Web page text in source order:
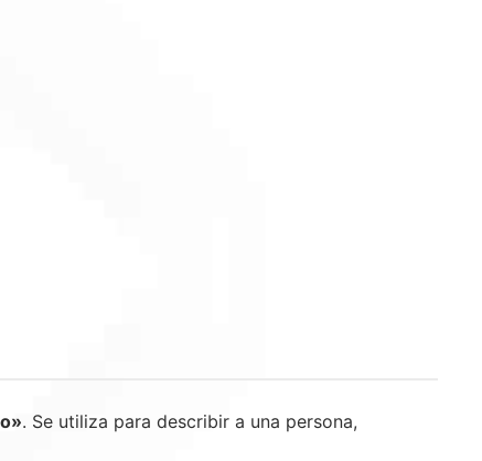
. Se utiliza para describir a una persona,